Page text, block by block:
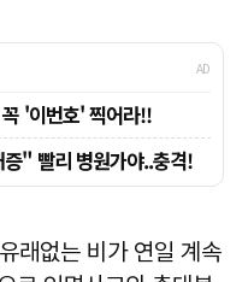
래없는 비가 연일 계속